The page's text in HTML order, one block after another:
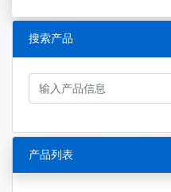
搜索产品
产品列表